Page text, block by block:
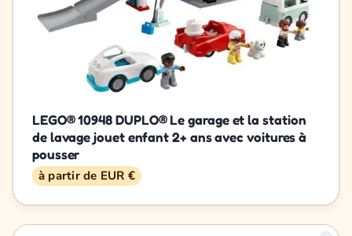
LEGO® 10948 DUPLO® Le garage et la station
de lavage jouet enfant 2+ ans avec voitures à
pousser
à partir de EUR €